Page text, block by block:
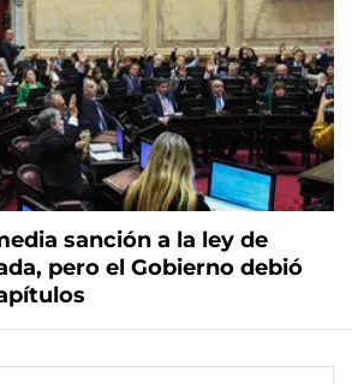
sanción a la ley de
pero el Gobierno debió